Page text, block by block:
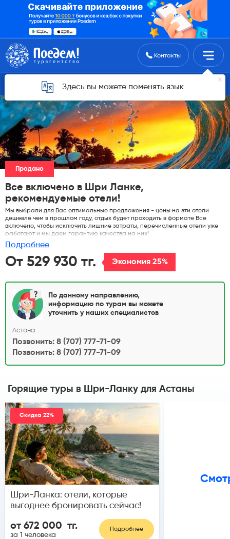
Поиск туровКонтакты
Здесь вы можете поменять язык
Горящие туры для Астаны
Продано
Все включено в Шри Ланке,
рекомендуемые отели!
Мы выбрали для Вас оптимальные предложения - цены на эти отели
дешевле чем в прошлом году, отдых будет проходить в формате Все
включено, чтобы исключить лишние затраты, перечисленные отели уже
работают и мы даем гарантию качества на них!
Подробнее
От 529 930 тг. Экономия 25%
По данному направлению,
информацию по турам вы можете
уточнить у наших специалистов
Астана
Позвонить: 8 (707) 777-71-09
Позвонить: 8 (707) 777-71-09
Горящие туры в Шри-Ланку для Астаны
Скидка 22%
Шри-Ланка: отели, которые
выгоднее бронировать сейчас!
от 672 000 тг.
за 1 человека
Подробнее